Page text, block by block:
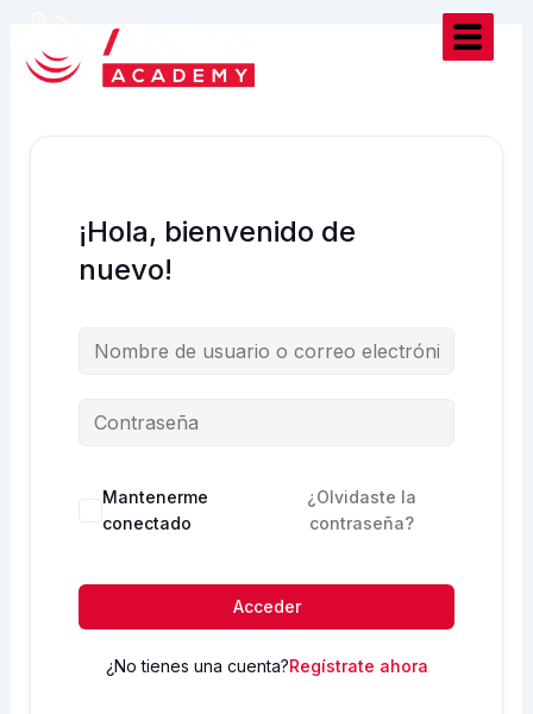
contenido
¡Hola, bienvenido de
nuevo!
Mantenerme
conectado
¿Olvidaste la
contraseña?
Acceder
¿No tienes una cuenta?Regístrate ahora